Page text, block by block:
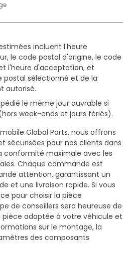
incluent l'heure
le code postal d'origine, le code
l'heure d'acceptation, et
postal sélectionné et de la
autorisé.
le même jour ouvrable si
week-ends et jours fériés).
Global Parts, nous offrons
sécurisées pour nos clients dans
conformité maximale avec les
Chaque commande est
attention, garantissant un
et une livraison rapide. Si vous
pour choisir la pièce
de conseillers sera heureuse de
pièce adaptée à votre véhicule et
sur le montage, la
des composants